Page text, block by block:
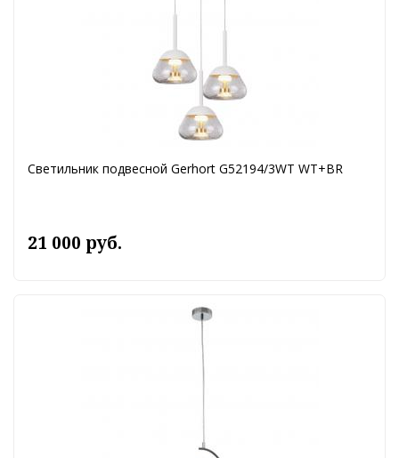
Светильник подвесной Gerhort G52194/3WT WT+BR
21 000 руб.